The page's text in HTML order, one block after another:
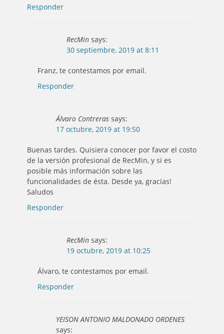
Responder
RecMin says:
30 septiembre, 2019 at 8:11
Franz, te contestamos por email.
Responder
Álvaro Contreras says:
17 octubre, 2019 at 19:50
Buenas tardes. Quisiera conocer por favor el costo
de la versión profesional de RecMin, y si es
posible más información sobre las
funcionalidades de ésta. Desde ya, gracias!
Saludos
Responder
RecMin says:
19 octubre, 2019 at 10:25
Álvaro, te contestamos por email.
Responder
YEISON ANTONIO MALDONADO ORDENES
says: